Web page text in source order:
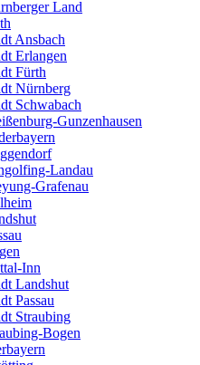
Land
Ansbach
Erlangen
Fürth
Nürnberg
Schwabach
Gunzenhausen
Landau
Grafenau
Inn
Landshut
Passau
Straubing
Bogen